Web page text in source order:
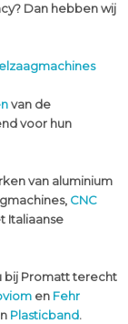
Dan hebben wij
van de
voor hun
van aluminium
CNC
Italiaanse
bij Promatt terecht
en Fehr
Plasticband.